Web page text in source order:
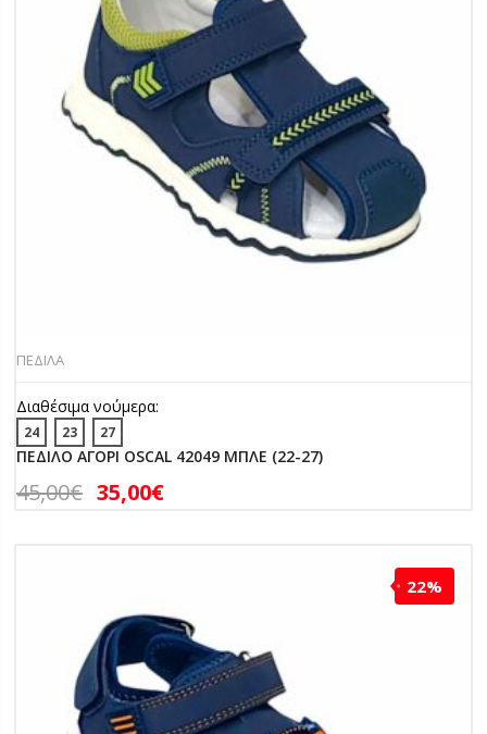
ΠΕΔΙΛΑ
Διαθέσιμα νούμερα:
24 23 27
ΠΕΔΙΛΟ ΑΓΟΡΙ OSCAL 42049 ΜΠΛΕ (22-27)
45,00€ 35,00€
22%